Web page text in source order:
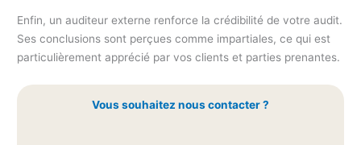
Enfin, un auditeur externe renforce la crédibilité de votre audit.
Ses conclusions sont perçues comme impartiales, ce qui est
particulièrement apprécié par vos clients et parties prenantes.
Vous souhaitez nous contacter ?